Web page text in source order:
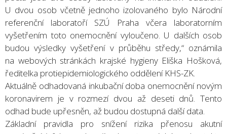
U dvou osob včetně jednoho izolovaného bylo Národní
referenční laboratoří SZÚ Praha včera laboratorním
vyšetřením toto onemocnění vyloučeno. U dalších osob
budou výsledky vyšetření v průběhu středy,“ oznámila
na webových stránkách krajské hygieny Eliška Hošková,
ředitelka protiepidemiologického oddělení KHS-ZK.
Aktuálně odhadovaná inkubační doba onemocnění novým
koronavirem je v rozmezí dvou až deseti dnů. Tento
odhad bude upřesněn, až budou dostupná další data.
Základní pravidla pro snížení rizika přenosu akutní